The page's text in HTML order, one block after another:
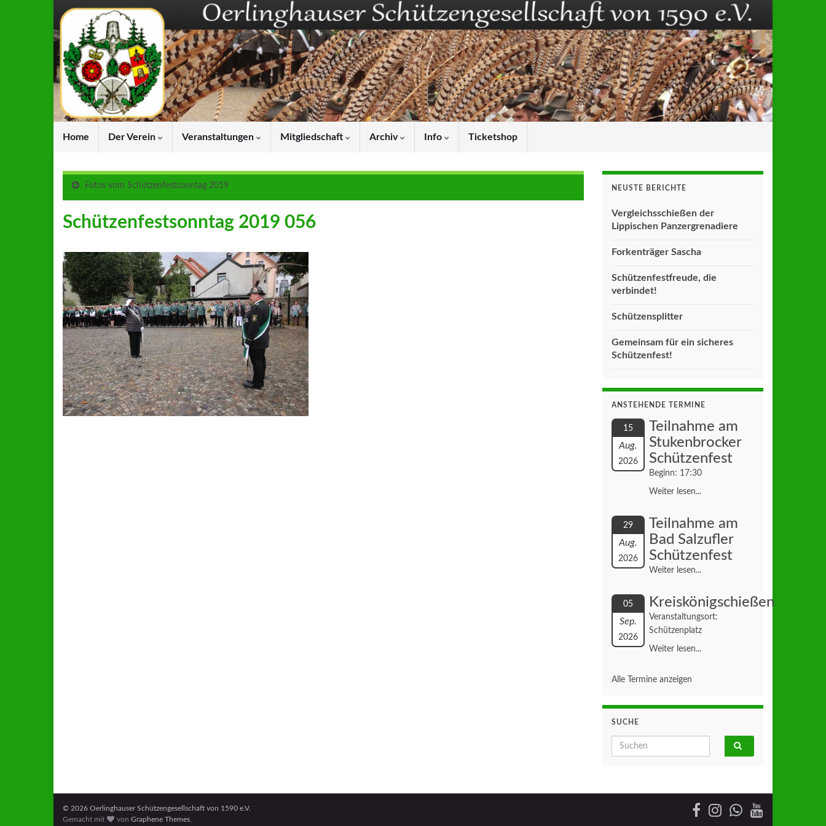
Home Der Verein Veranstaltungen Mitgliedschaft Archiv Info Ticketshop
Fotos vom Schützenfestsonntag 2019
Schützenfestsonntag 2019 056
NEUSTE BERICHTE
Vergleichsschießen der
Lippischen Panzergrenadiere
Forkenträger Sascha
Schützenfestfreude, die
verbindet!
Schützensplitter
Gemeinsam für ein sicheres
Schützenfest!
ANSTEHENDE TERMINE
15
Aug.
2026
Teilnahme am
Stukenbrocker
Schützenfest
Beginn: 17:30
Weiter lesen...
29
Aug.
2026
Teilnahme am
Bad Salzufler
Schützenfest
Weiter lesen...
05
Sep.
2026
Kreiskönigschießen
Veranstaltungsort:
Schützenplatz
Weiter lesen...
Alle Termine anzeigen
SUCHE
Search for:
© 2026 Oerlinghauser Schützengesellschaft von 1590 e.V.
Gemacht mit
vonGraphene Themes